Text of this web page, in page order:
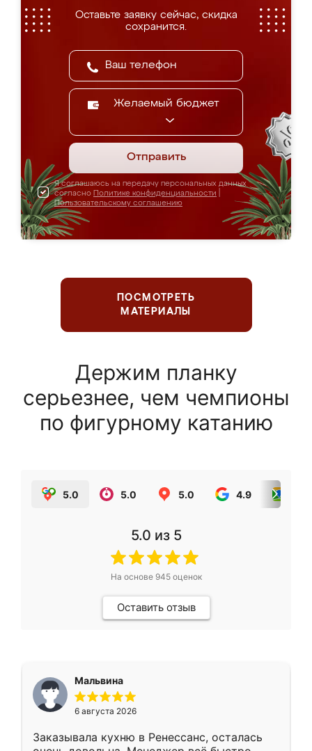
Оставьте заявку сейчас, скидка
сохранится.
Желаемый бюджет
Отправить
Я соглашаюсь на передачу персональных данных
согласно Политике конфиденциальности
Пользовательскому соглашению
ПОСМОТРЕТЬ
МАТЕРИАЛЫ
Держим планку
серьезнее, чем чемпионы
по фигурному катанию
5.0 5.0 5.0 4.9
5.0 из 5
На основе 945оценок
Оставить отзыв
Мальвина
6 августа 2026
Заказывала кухню в Ренессанс, осталась